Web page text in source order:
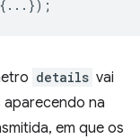
{...});
details vai
aparecendo na
em que os